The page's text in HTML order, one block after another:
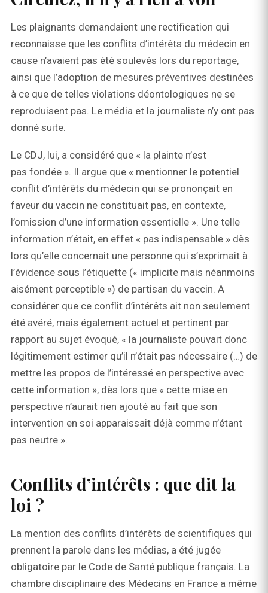
Les plaignants demandaient une rectification qui
reconnaisse que les conflits d’intérêts du médecin en
cause n’avaient pas été soulevés lors du reportage,
ainsi que l’adoption de mesures préventives destinées
à ce que de telles violations déontologiques ne se
reproduisent pas. Le média et la journaliste n’y ont pas
donné suite.
Le CDJ, lui, a considéré que « la plainte n’est
pas fondée ». Il argue que « mentionner le potentiel
conflit d’intérêts du médecin qui se prononçait en
faveur du vaccin ne constituait pas, en contexte,
l’omission d’une information essentielle ». Une telle
information n’était, en effet « pas indispensable » dès
lors qu’elle concernait une personne qui s’exprimait à
l’évidence sous l’étiquette (« implicite mais néanmoins
aisément perceptible ») de partisan du vaccin. A
considérer que ce conflit d’intérêts ait non seulement
été avéré, mais également actuel et pertinent par
rapport au sujet évoqué, « la journaliste pouvait donc
légitimement estimer qu’il n’était pas nécessaire (…) de
mettre les propos de l’intéressé en perspective avec
cette information », dès lors que « cette mise en
perspective n’aurait rien ajouté au fait que son
intervention en soi apparaissait déjà comme n’étant
pas neutre ».
Conflits d’intérêts : que dit la
loi ?
La mention des conflits d’intérêts de scientifiques qui
prennent la parole dans les médias, a été jugée
obligatoire par le Code de Santé publique français. La
chambre disciplinaire des Médecins en France a même